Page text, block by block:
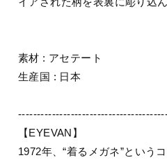
素材 : アセテート
生産国 : 日本
【EYEVAN】
1972年、“着るメガネ”という